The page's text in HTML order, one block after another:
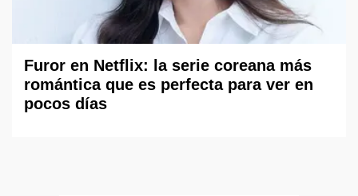
Furor en Netflix: la serie coreana más
romántica que es perfecta para ver en
pocos días